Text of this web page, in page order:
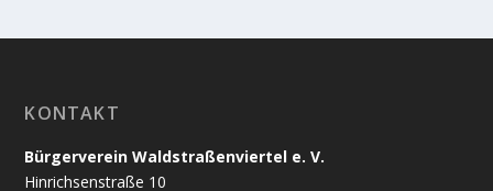
KONTAKT
Bürgerverein Waldstraßenviertel e. V.
Hinrichsenstraße 10